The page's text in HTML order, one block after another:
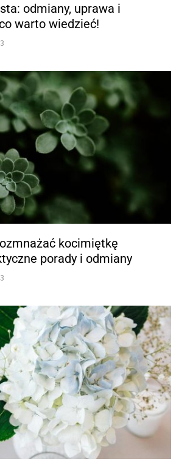
odmiany, uprawa i
warto wiedzieć!
kocimiętkę
porady i odmiany